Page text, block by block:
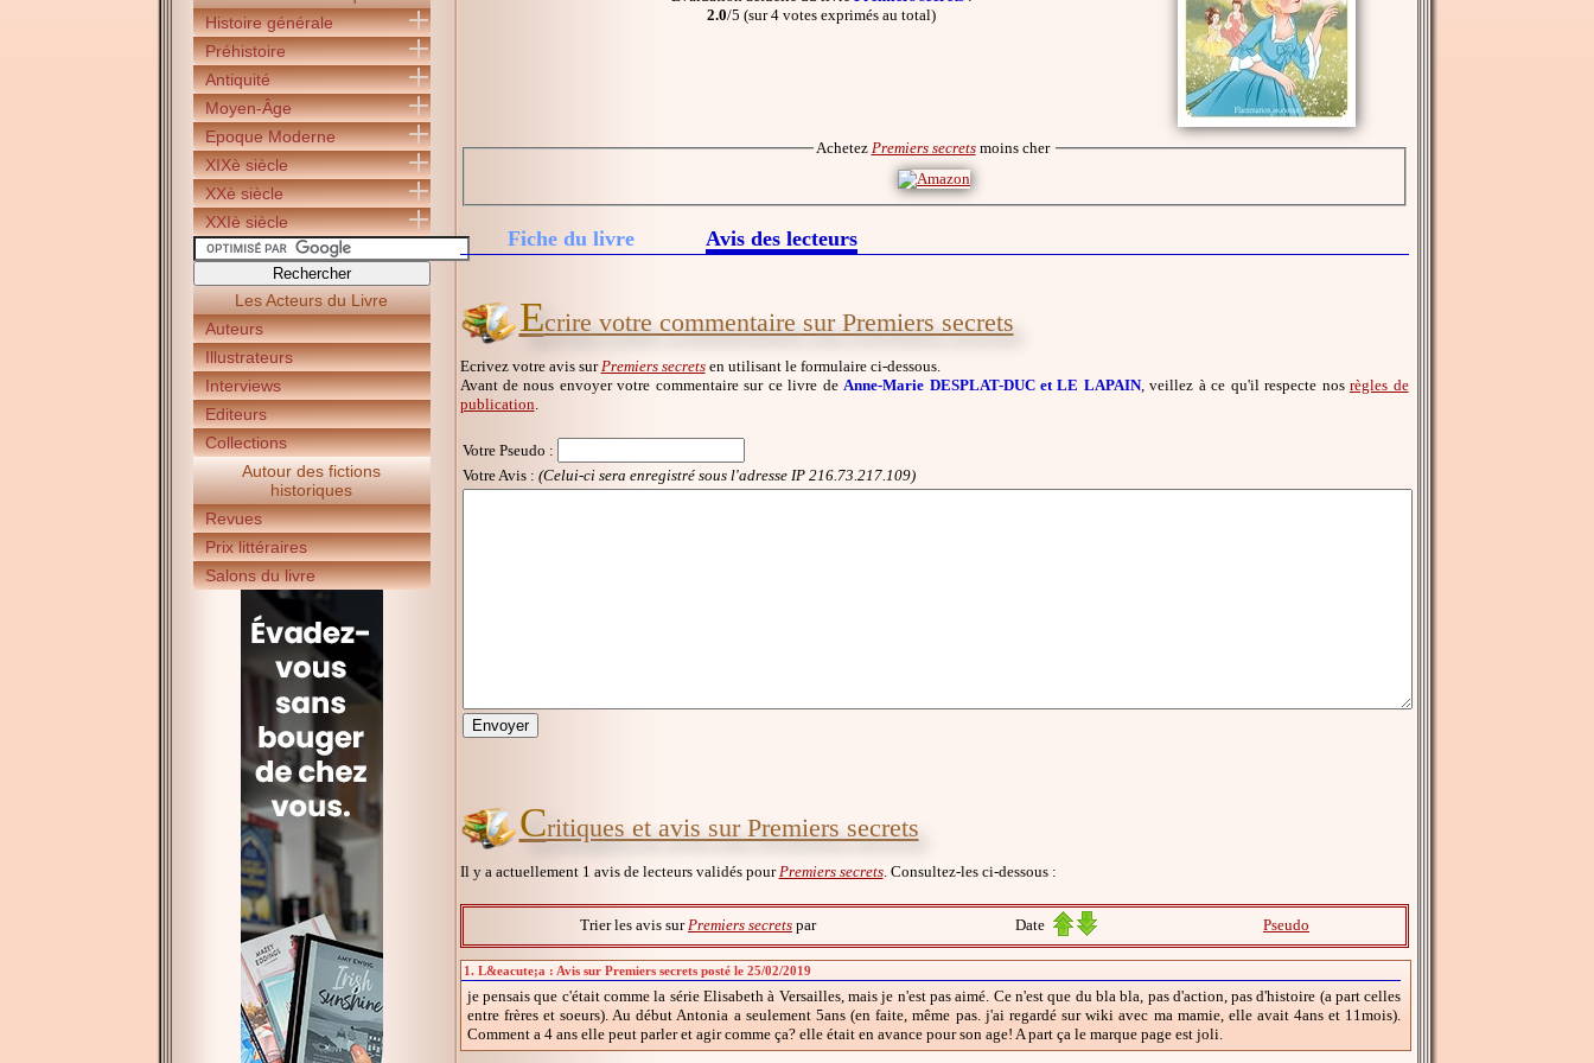
Histoire générale
Préhistoire
Antiquité
Moyen-Âge
Epoque Moderne
XIXè siècle
XXè siècle
XXIè siècle
Les Acteurs du Livre
Auteurs
Illustrateurs
Interviews
Editeurs
Collections
Autour des fictions
historiques
Revues
Prix littéraires
Salons du livre
2.0/5 (sur 4 votes exprimés au total)
Achetez Premiers secretsmoins cher
Fiche du livre Avis des lecteurs
Ecrire votre commentaire sur Premiers secrets
Ecrivez votre avis sur Premiers secretsen utilisant le formulaire ci-dessous.
Avant de nous envoyer votre commentaire sur ce livre de Anne-Marie DESPLAT-DUC et LE LAPAIN, veillez à ce qu'il respecte nosrègles de
publication
Votre Pseudo :
Votre Avis : (Celui-ci sera enregistré sous l'adresse IP 216.73.217.109)
Critiques et avis sur Premiers secrets
Il y a actuellement 1 avis de lecteurs validés pourPremiers secrets. Consultez-les ci-dessous :
Trier les avis sur Premiers secrets par Date Pseudo
1. L&eacute;a : Avis sur Premiers secrets posté le 25/02/2019
je pensais que c'était comme la série Elisabeth à Versailles, mais je n'est pas aimé. Ce n'est que du bla bla, pas d'action, pas d'histoire (a part celles
entre frères et soeurs). Au début Antonia a seulement 5ans (en faite, même pas. j'ai regardé sur wiki avec ma mamie, elle avait 4ans et 11mois).
Comment a 4 ans elle peut parler et agir comme ça? elle était en avance pour son age! A part ça le marque page est joli.